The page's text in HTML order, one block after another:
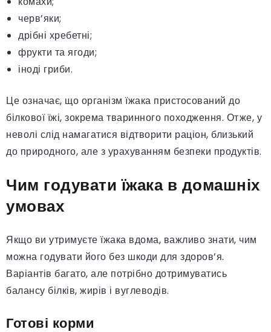
черв’яки;
дрібні хребетні;
фрукти та ягоди;
іноді гриби.
Це означає, що організм їжака пристосований до
білкової їжі, зокрема тваринного походження. Отже, у
неволі слід намагатися відтворити раціон, близький
до природного, але з урахуванням безпеки продуктів.
Чим годувати їжака в домашніх
умовах
Якщо ви утримуєте їжака вдома, важливо знати, чим
можна годувати його без шкоди для здоров’я.
Варіантів багато, але потрібно дотримуватись
балансу білків, жирів і вуглеводів.
Готові корми